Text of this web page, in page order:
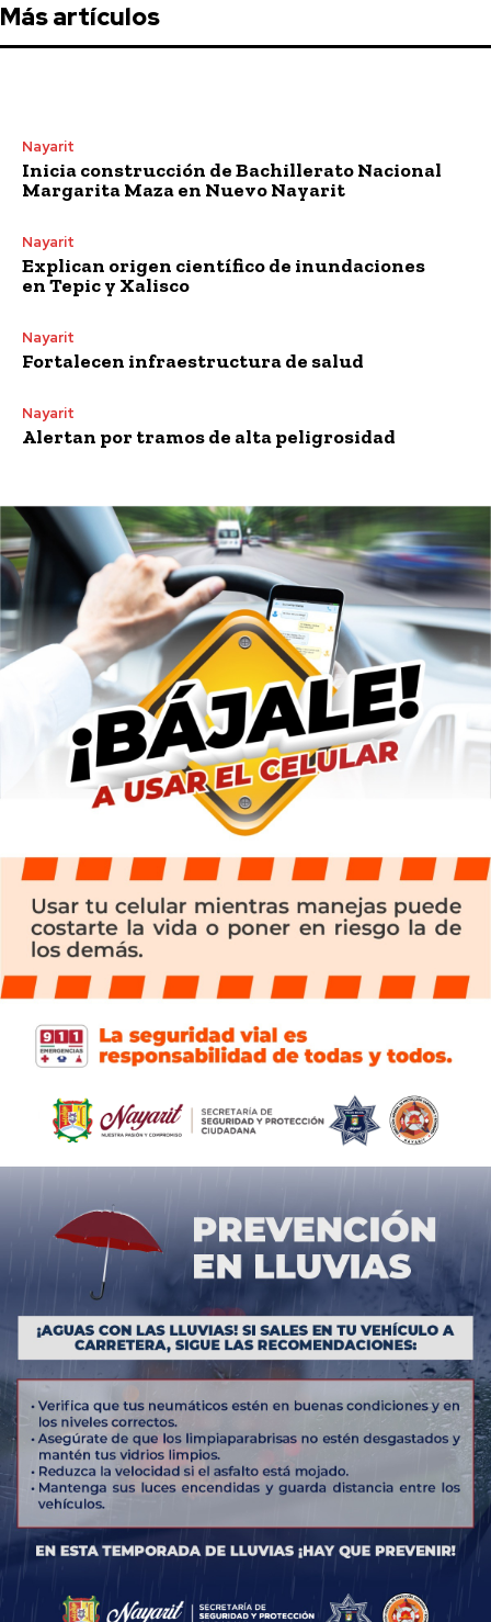
Más artículos
Nayarit
Inicia construcción de Bachillerato Nacional
Margarita Maza en Nuevo Nayarit
Nayarit
Explican origen científico de inundaciones
en Tepic y Xalisco
Nayarit
Fortalecen infraestructura de salud
Nayarit
Alertan por tramos de alta peligrosidad